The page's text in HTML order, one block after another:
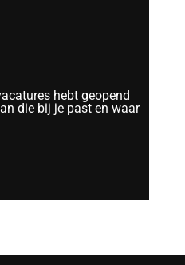
hebt geopend
die bij je past en waar